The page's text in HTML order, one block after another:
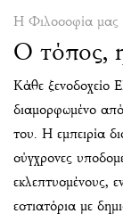
Η Φιλοσοφία μας
Ο τόπος,
Κάθε ξενοδοχείο
διαμορφωμένο από
του. Η εμπειρία
σύγχρονες
εκλεπτυσμένους,
εστιατόρια με